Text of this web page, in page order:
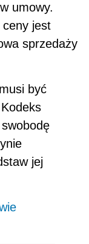
umowy.
jest
sprzedaży
być
jej